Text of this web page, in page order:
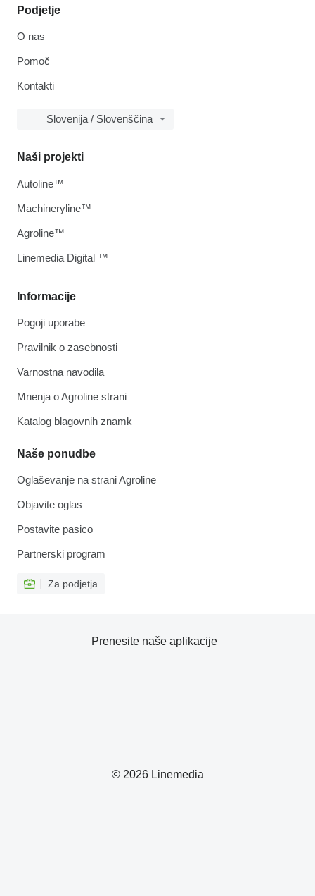
Podjetje
O nas
Pomoč
Kontakti
Slovenija / Slovenščina
Informacije
Pogoji uporabe
Pravilnik o zasebnosti
Varnostna navodila
Mnenja o Agroline strani
Katalog blagovnih znamk
Naše ponudbe
Oglaševanje na strani Agroline
Objavite oglas
Postavite pasico
Partnerski program
Za podjetja
Naši projekti
Autoline™
Machineryline™
Agroline™
Linemedia Digital ™
© 2026 Linemedia
Prenesite naše aplikacije